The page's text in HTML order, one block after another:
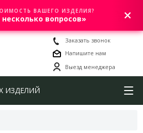
0
Заказать звонок
Напишите нам
Выезд менеджера
ИЗДЕЛИЙ
ВАШЕГО ИЗДЕЛИЯ?
вопросов»